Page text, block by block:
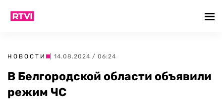
НОВОСТИ | 14.08.2024 / 06:24
В Белгородской области объявили
режим ЧС